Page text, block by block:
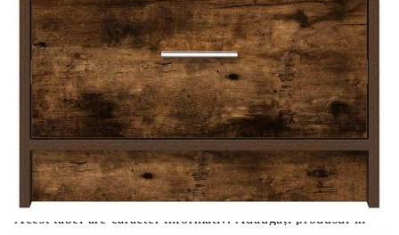
Купи на изплащане
Credit calculator
Нощно шкафче с чекмедже, опушен дъб, 51x31x47 см
Please select credit institution
Цена на продукта: €40.00
Extraction of information from credit institutions
Предоставената таблица е с информационна цел.
Добавете продукта в количката си с бутона "Добави в
количката" и при поръчка ще можете да изберете броя
вноски на кредита.
Acest tabel are caracter informativ. Adăugați produsul în